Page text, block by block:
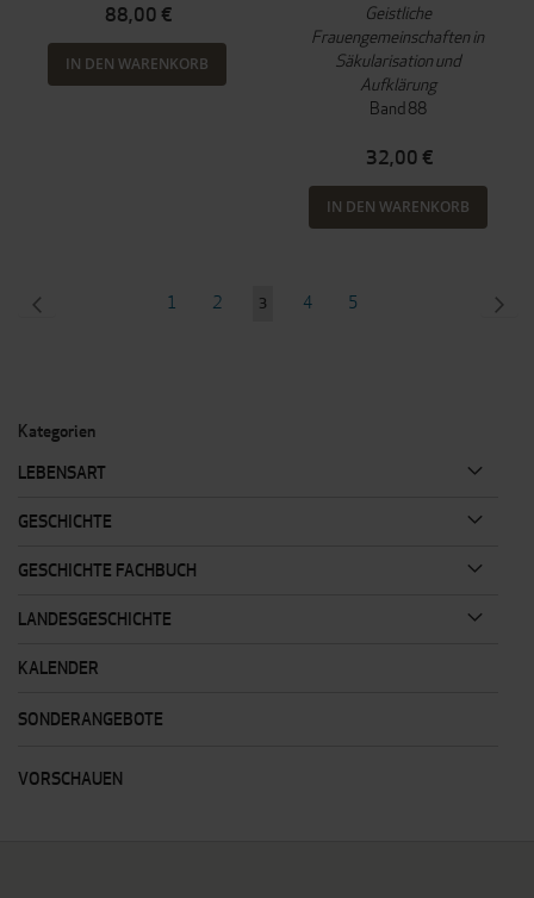
88,00 €
IN DEN WARENKORB
Geistliche
Frauengemeinschaften in
Säkularisation und
Aufklärung
Band 88
32,00 €
IN DEN WARENKORB
Seite
1 Seite
2
Sie
3 Seite
4 Seite
5
Kategorien
LEBENSART
GESCHICHTE
GESCHICHTE FACHBUCH
LANDESGESCHICHTE
KALENDER
SONDERANGEBOTE
VORSCHAUEN